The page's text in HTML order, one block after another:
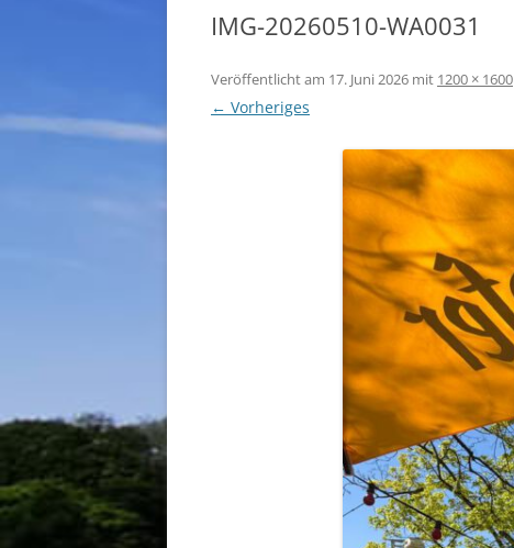
IMG-20260510-WA0031
Veröffentlicht am 17. Juni 2026 mit 1200 × 1600
← Vorheriges